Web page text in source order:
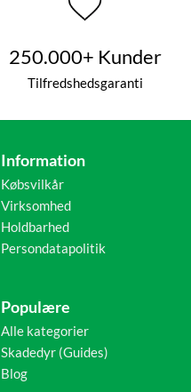
250.000+ Kunder
Tilfredshedsgaranti
Information
Købsvilkår
Virksomhed
Holdbarhed
Persondatapolitik
Populære
Alle kategorier
Skadedyr (Guides)
Blog